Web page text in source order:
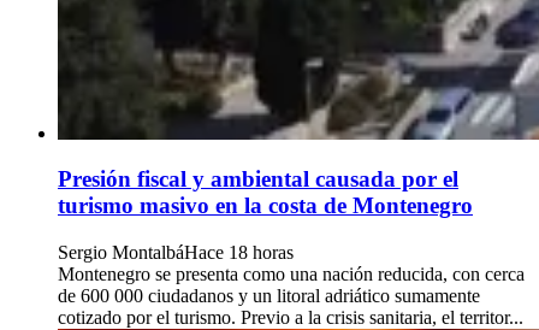
Presión fiscal y ambiental causada por el
turismo masivo en la costa de Montenegro
Sergio MontalbáHace 18 horas
Montenegro se presenta como una nación reducida, con cerca
de 600 000 ciudadanos y un litoral adriático sumamente
cotizado por el turismo. Previo a la crisis sanitaria, el territor...